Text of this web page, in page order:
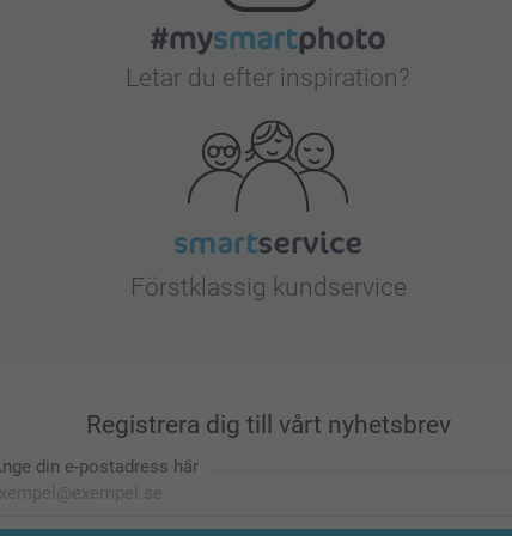
Letar du efter inspiration?
Förstklassig kundservice
Registrera dig till vårt nyhetsbrev
din e-postadress här